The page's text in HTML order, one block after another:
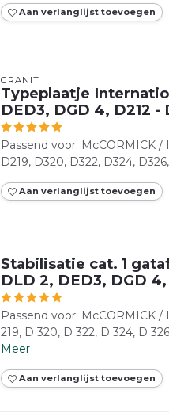
Aan verlanglijst toevoegen
GRANIT
Typeplaatje
DED3, DGD 4, D212 -
Passend voor: McCORMICK /
D219, D320, D322, D324,
Aan verlanglijst toevoegen
Stabilisatie cat. 1
DLD 2, DED3, DGD
Passend voor: McCORMICK /
219, D 320, D 322, D 324, D
Meer
Aan verlanglijst toevoegen